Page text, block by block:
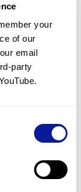
your
of our
email
party